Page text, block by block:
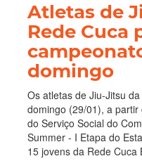
Atletas de
Rede Cuca
domingo
Os atletas de Jiu-Jitsu
domingo (29/01), a
do Serviço Social do
Summer - I Etapa do
15 jovens da Rede